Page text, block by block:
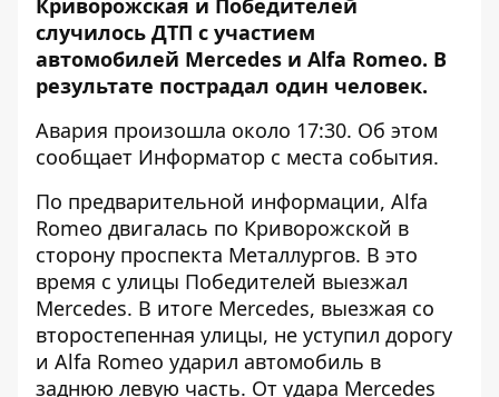
Криворожская и Победителей
случилось ДТП с участием
автомобилей Mercedes и Alfa Romeo. В
результате пострадал один человек.
Авария произошла около 17:30. Об этом
сообщает Информатор с места события.
По предварительной информации, Alfa
Romeo двигалась по Криворожской в
сторону проспекта Металлургов. В это
время с улицы Победителей выезжал
Mercedes. В итоге Mercedes, выезжая со
второстепенная улицы, не уступил дорогу
и Alfa Romeo ударил автомобиль в
заднюю левую часть. От удара Mercedes